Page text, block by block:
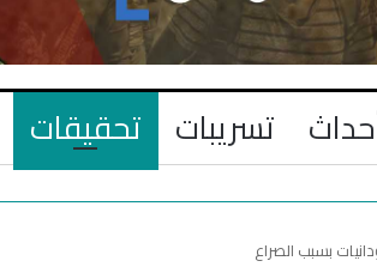
تسريبات تحقيقات
بسبب الصراع